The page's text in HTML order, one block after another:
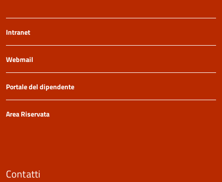
Intranet
Webmail
Portale del dipendente
Area Riservata
Contatti